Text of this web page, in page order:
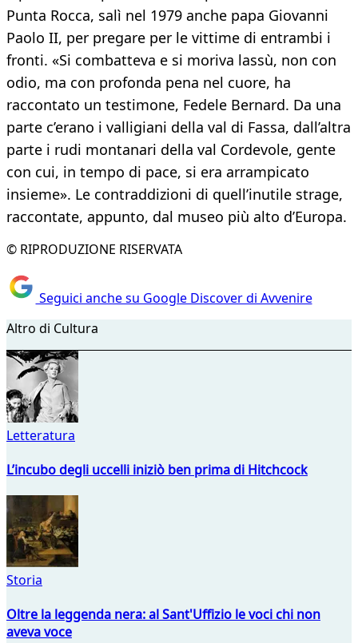
Punta Rocca, salì nel 1979 anche papa Giovanni
Paolo II, per pregare per le vittime di entrambi i
fronti. «Si combatteva e si moriva lassù, non con
odio, ma con profonda pena nel cuore, ha
raccontato un testimone, Fedele Bernard. Da una
parte c’erano i valligiani della val di Fassa, dall’altra
parte i rudi montanari della val Cordevole, gente
con cui, in tempo di pace, si era arrampicato
insieme». Le contraddizioni di quell’inutile strage,
raccontate, appunto, dal museo più alto d’Europa.
© RIPRODUZIONE RISERVATA
Seguici anche su Google Discover di Avvenire
Altro di Cultura
Letteratura
L’incubo degli uccelli iniziò ben prima di Hitchcock
Storia
Oltre la leggenda nera: al Sant'Uffizio le voci chi non
aveva voce